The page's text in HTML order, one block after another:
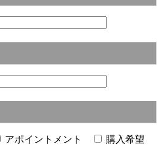
アポイントメント
購入希望